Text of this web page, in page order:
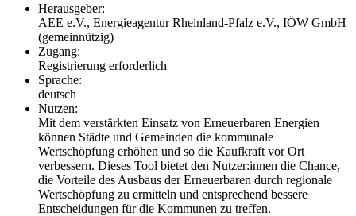
Herausgeber:
AEE e.V., Energieagentur Rheinland-Pfalz e.V., IÖW GmbH
(gemeinnützig)
Zugang:
Registrierung erforderlich
Sprache:
deutsch
Nutzen:
Mit dem verstärkten Einsatz von Erneuerbaren Energien
können Städte und Gemeinden die kommunale
Wertschöpfung erhöhen und so die Kaufkraft vor Ort
verbessern. Dieses Tool bietet den Nutzer:innen die Chance,
die Vorteile des Ausbaus der Erneuerbaren durch regionale
Wertschöpfung zu ermitteln und entsprechend bessere
Entscheidungen für die Kommunen zu treffen.